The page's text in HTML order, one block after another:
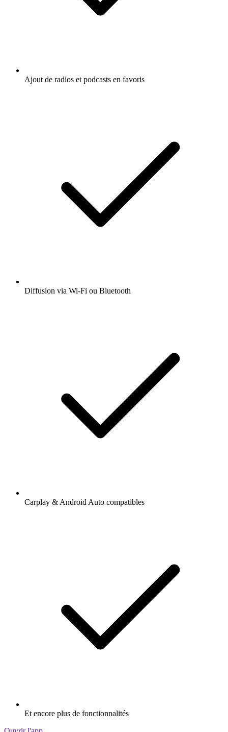
Ajout de radios et podcasts en favoris
Diffusion via Wi-Fi ou Bluetooth
Carplay & Android Auto compatibles
Et encore plus de fonctionnalités